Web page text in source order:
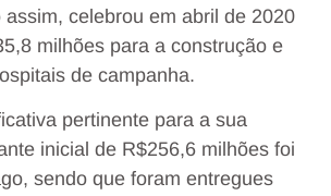
celebrou em abril de 2020
milhões para a construção e
de campanha.
pertinente para a sua
inicial de R$256,6 milhões foi
sendo que foram entregues